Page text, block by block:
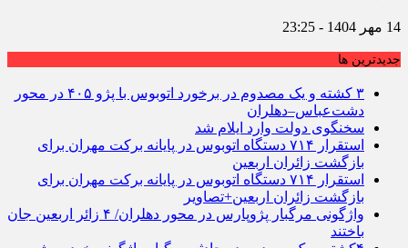
14 مهر 1404 - 23:25
جديدترين ها
۳ کشته و یک مصدوم در برخورد اتوبوس با پژو ۴۰۵ در محور
دشت‌عباس–دهلران
سخنگوی دولت وارد ایلام شد
استقرار ۷۱۴ دستگاه اتوبوس در پایانه برکت مهران برای
بازگشت زائران اربعین
استقرار ۷۱۴ دستگاه اتوبوس در پایانه برکت مهران برای
بازگشت زائران اربعین+تصاویر
واژگونی مرگبار پژوپارس در محور دهلران/ ۴ زائر اربعین جان
باختند